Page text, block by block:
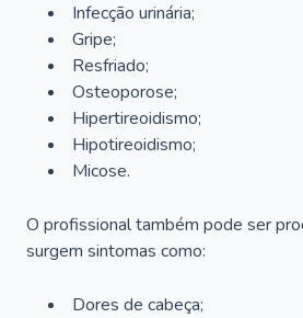
Infecção urinária;
Gripe;
Resfriado;
Osteoporose;
Hipertireoidismo;
Hipotireoidismo;
Micose.
O profissional também pode ser
surgem sintomas como:
Dores de cabeça;